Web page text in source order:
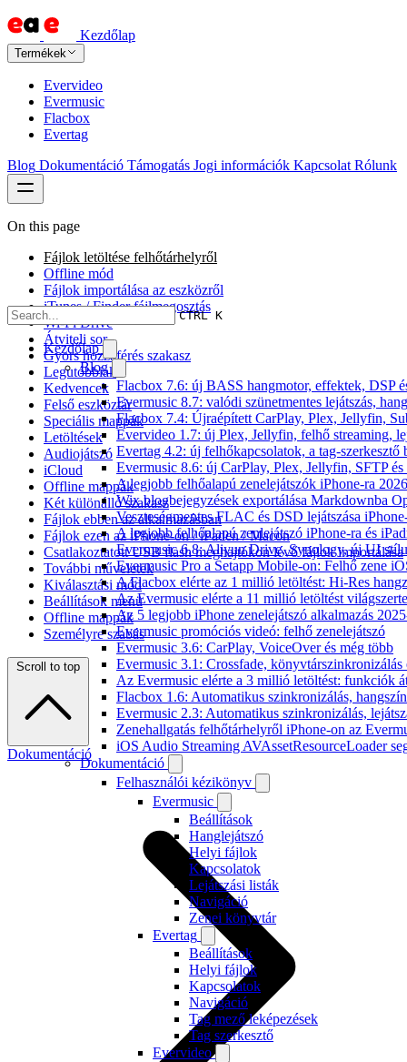
Kezdőlap
Termékek
Evervideo
Evermusic
Flacbox
Evertag
Blog Dokumentáció Támogatás Jogi információk Kapcsolat Rólunk
CTRL K
Kezdőlap
Blog
Flacbox 7.6: új BASS hangmotor, effektek, DSP
Evermusic 8.7: valódi szünetmentes lejátszás,
Flacbox 7.4: Újraépített CarPlay, Plex, Jellyfin,
Evervideo 1.7: új Plex, Jellyfin, felhő streaming,
Evertag 4.2: új felhőkapcsolatok, a tag-szerkesztő
Evermusic 8.6: új CarPlay, Plex, Jellyfin, SFTP
A legjobb felhőalapú zenelejátszók iPhone-ra
Wix blogbejegyzések exportálása Markdownba
Veszteségmentes FLAC és DSD lejátszása
A legjobb felhőalapú zenlejátszó iPhone-ra és
Evermusic 6.8: Aliyun Drive, Synology, új UI
Evermusic Pro a Setapp Mobile-on: Felhő zene
A Flacbox elérte az 1 millió letöltést: Hi-Res
Az Evermusic elérte a 11 millió letöltést világszerte
Az 5 legjobb iPhone zenelejátszó alkalmazás
Evermusic promóciós videó: felhő zenelejátszó
Evermusic 3.6: CarPlay, VoiceOver és még több
Evermusic 3.1: Crossfade, könyvtárszinkronizálás
Az Evermusic elérte a 3 millió letöltést: funkciók
Flacbox 1.6: Automatikus szinkronizálás,
Evermusic 2.3: Automatikus szinkronizálás,
Zenehallgatás felhőtárhelyről iPhone-on az
iOS Audio Streaming AVAssetResourceLoader
Dokumentáció
Felhasználói kézikönyv
Evermusic
Beállítások
Hanglejátszó
Helyi fájlok
Kapcsolatok
Lejátszási listák
Navigáció
Zenei könyvtár
Evertag
Beállítások
Helyi fájlok
Kapcsolatok
Navigáció
Tag mező leképezések
Tag szerkesztő
Evervideo
On this page
Fájlok letöltése felhőtárhelyről
Offline mód
Fájlok importálása az eszközről
iTunes / Finder fájlmegosztás
Wi-Fi Drive
Átviteli sor
Gyors hozzáférés szakasz
Legutóbbiak
Kedvencek
Felső eszköztár
Speciális mappák
Letöltések
Audiojátszó
iCloud
Offline mappák
Két különálló szakasz
Fájlok ebben az alkalmazásban
Fájlok ezen az iPhone-on / iPaden / Macon
Csatlakoztatott USB flash meghajtókon lévő fájlok importálása
További műveletek
Kiválasztási mód
Beállítások menü
Offline mappák
Személyre szabás
Scroll to top
Dokumentáció